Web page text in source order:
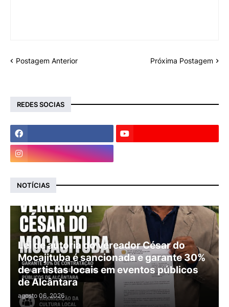
Postagem Anterior Próxima Postagem
REDES SOCIAS
NOTÍCIAS
Lei de autoria do vereador César do
Mocajituba é sancionada e garante 30%
de artistas locais em eventos públicos
de Alcântara
agosto 06, 2026